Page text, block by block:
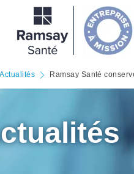
Actualités Ramsay Santé